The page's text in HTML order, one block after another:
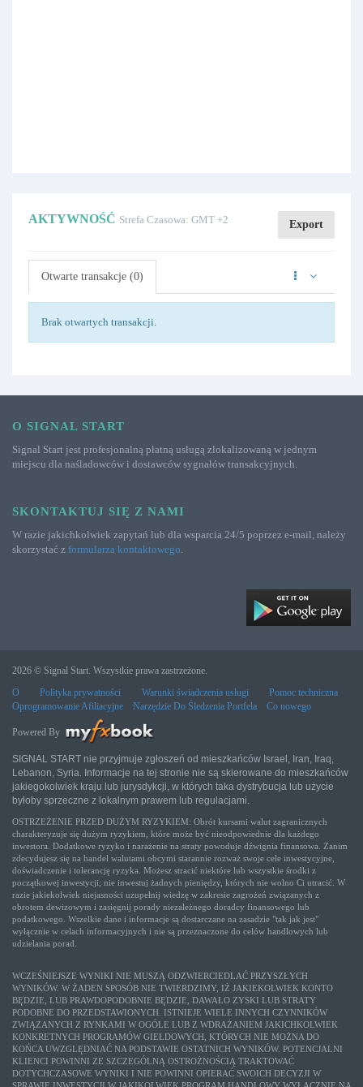
AKTYWNOŚĆ Strefa Czasowa: GMT +2 Export
Otwarte transakcje (0)
Brak otwartych transakcji.
O SIGNAL START
Signal Start jest profesjonalną płatną usługą zlokalizowaną w jednym
miejscu dla naśladowców i dostawców sygnałów transakcyjnych.
SKONTAKTUJ SIĘ Z NAMI
W razie jakichkolwiek zapytań lub dla wsparcia 24/5 poprzez e-mail, należy
skorzystać z formularza kontaktowego.
2026 © Signal Start. Wszystkie prawa zastrzeżone.
O
Polityka prywatności Warunki świadczenia usługi
Pomoc techniczna
Oprogramowanie Afiliacyjne
Narzędzie Do Śledzenia Portfela Co nowego
Powered By
SIGNAL START nie przyjmuje zgłoszeń od mieszkańców Israel, Iran, Iraq,
Lebanon, Syria. Informacje na tej stronie nie są skierowane do mieszkańców
jakiegokolwiek kraju lub jurysdykcji, w których taka dystrybucja lub użycie
byłoby sprzeczne z lokalnym prawem lub regulacjami.
OSTRZEŻENIE PRZED DUŻYM RYZYKIEM: Obrót kursami walut zagranicznych
charakteryzuje się dużym ryzykiem, które może być nieodpowiednie dla każdego
inwestora. Dodatkowe ryzyko i narażenie na straty powoduje dźwignia finansowa. Zanim
zdecydujesz się na handel walutami obcymi starannie rozważ swoje cele inwestycyjne,
doświadczenie i tolerancję ryzyka. Możesz stracić niektóre lub wszystkie środki z
początkowej inwestycji; nie inwestuj żadnych pieniędzy, których nie wolno Ci utracić. W
razie jakiekolwiek niejasności uzupełnij wiedzę w zakresie zagrożeń związanych z
obrotem dewizowym i zasięgnij porady niezależnego doradcy finansowego lub
podatkowego. Wszelkie dane i informacje są dostarczane na zasadzie "tak jak jest"
wyłącznie w celach informacyjnych i nie są przeznaczone do celów handlowych lub
udzielania porad.
WCZEŚNIEJSZE WYNIKI NIE MUSZĄ ODZWIERCIEDLAĆ PRZYSZŁYCH
WYNIKÓW. W ŻADEN SPOSÓB NIE TWIERDZIMY, IŻ JAKIEKOLWIEK KONTO
BĘDZIE, LUB PRAWDOPODOBNIE BĘDZIE, DAWAŁO ZYSKI LUB STRATY
PODOBNE DO PRZEDSTAWIONYCH. ISTNIEJE WIELE INNYCH CZYNNIKÓW
ZWIĄZANYCH Z RYNKAMI W OGÓLE LUB Z WDRAŻANIEM JAKICHKOLWIEK
KONKRETNYCH PROGRAMÓW GIEŁDOWYCH, KTÓRYCH NIE MOŻNA DO
KOŃCA UWZGLĘDNIAĆ NA PODSTAWIE OSTATNICH WYNIKÓW. POTENCJALNI
KLIENCI POWINNI ZE SZCZEGÓLNĄ OSTROŻNOŚCIĄ TRAKTOWAĆ
DOTYCHCZASOWE WYNIKI I NIE POWINNI OPIERAĆ SWOICH DECYZJI W